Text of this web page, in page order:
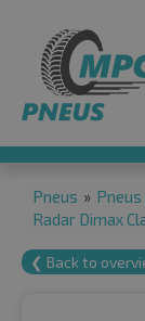
Pneus »
Radar Dimax
❮ Back to